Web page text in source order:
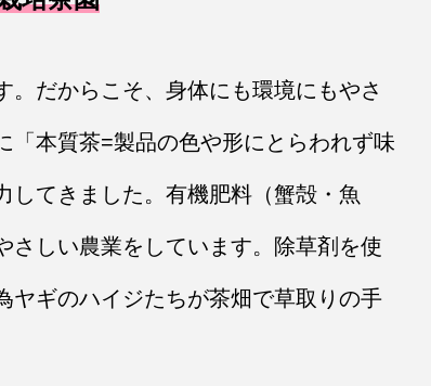
。だからこそ、身体にも環境にもやさ
「本質茶=製品の色や形にとらわれず味
してきました。有機肥料（蟹殻・魚
さしい農業をしています。除草剤を使
ヤギのハイジたちが茶畑で草取りの手